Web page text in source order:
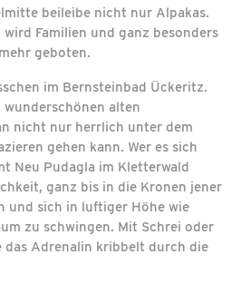
beileibe nicht nur Alpakas.
Familien und ganz besonders
geboten.
im Bernsteinbad Ückeritz.
alten
nicht nur herrlich unter dem
gehen kann. Wer es sich
Neu Pudagla im Kletterwald
ganz bis in die Kronen jener
und sich in luftiger Höhe wie
zu schwingen. Mit Schrei oder
das Adrenalin kribbelt durch die